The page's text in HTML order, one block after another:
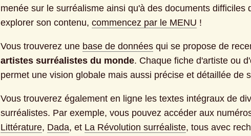
menée sur le surréalisme ainsi qu'à des documents difficiles
explorer son contenu, commencez par le MENU !
Vous trouverez une base de données qui se propose de
artistes surréalistes du monde. Chaque fiche d'artiste ou
permet une vision globale mais aussi précise et détaillée de
Vous trouverez également en ligne les textes intégraux de
surréalistes. Par exemple, vous pouvez accéder aux
Littérature, Dada, et La Révolution surréaliste, tous avec